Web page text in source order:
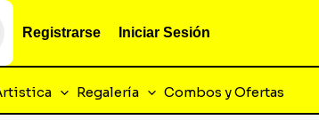
Registrarse Iniciar Sesión
Regalería Combos y Ofertas